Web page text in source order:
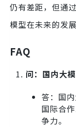
仍有差距，但通
模型在未来的发
FAQ
问：国内大
答：国
国际合
争力。